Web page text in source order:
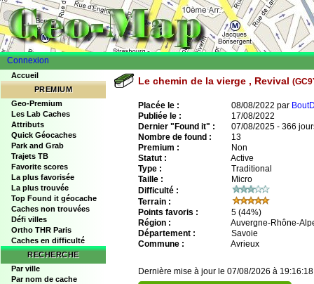
Connexion
Accueil
PREMIUM
Geo-Premium
Les Lab Caches
Attributs
Quick Géocaches
Park and Grab
Trajets TB
Favorite scores
La plus favorisée
La plus trouvée
Top Found it géocache
Caches non trouvées
Défi villes
Ortho THR Paris
Caches en difficulté
RECHERCHE
Par ville
Par nom de cache
Le chemin de la vierge , Revival
Placée le : 08/08/2022 par
Publiée le :
17/08/2022
Dernier "Found it" :
07/08/2025 - 366
Nombre de found :
13
Premium :
Non
Statut :
Active
Type :
Traditional
Taille :
Micro
Difficulté :
Terrain :
Points favoris :
5 (44%)
Région :
Auvergne-Rhône-
Département :
Savoie
Commune :
Avrieux
Dernière mise à jour le 07/08/2026 à 19:16:18